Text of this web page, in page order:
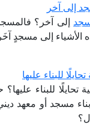
إلى آخر
إلى آخر؟
إلى مسجدٍ
للبناء عليها
للبناء
مسجد أو معهد